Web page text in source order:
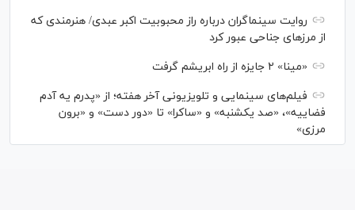
روایت سینماگران درباره راز محبوبیت اکبر عبدی/ هنرمندی که
از مرزهای جناحی عبور کرد
«مینا» ۲ جایزه از راه ابریشم گرفت
فیلم‌های سینمایی و تلویزیونی آخر هفته؛ از «پدرم یه آدم
فضاییه»، «صد یکشنبه» و «ساکرا» تا «دور دست» و «برون
مرزی»